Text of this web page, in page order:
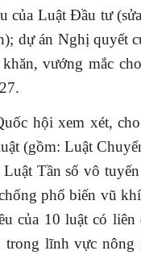
của Luật Đầu tư
dự án Nghị quyết
vướng mắc
hội xem xét,
(gồm: Luật
Tần số vô
phổ biến vũ
của 10 luật có liên
lĩnh vực nông